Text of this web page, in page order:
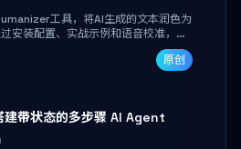
工具，将AI生成的文本润色为
安装配置、实战示例和语音校准，让
个人写作习惯，适合内容创作者和技
原创
带状态的多步骤 AI Agent